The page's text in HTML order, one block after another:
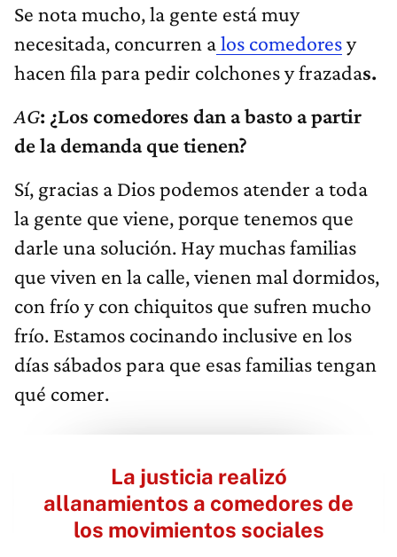
Se nota mucho, la gente está muy
necesitada, concurren alos comedoresy
hacen fila para pedir colchones y frazadas.
AG: ¿Los comedores dan a basto a partir
de la demanda que tienen?
Sí, gracias a Dios podemos atender a toda
la gente que viene, porque tenemos que
darle una solución. Hay muchas familias
que viven en la calle, vienen mal dormidos,
con frío y con chiquitos que sufren mucho
frío. Estamos cocinando inclusive en los
días sábados para que esas familias tengan
qué comer.
La justicia realizó
allanamientos a comedores de
los movimientos sociales